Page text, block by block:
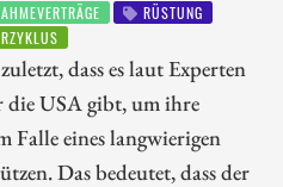
RÜSTUNG
dass es laut Experten
die USA gibt, um ihre
Falle eines langwierigen
Das bedeutet, dass der